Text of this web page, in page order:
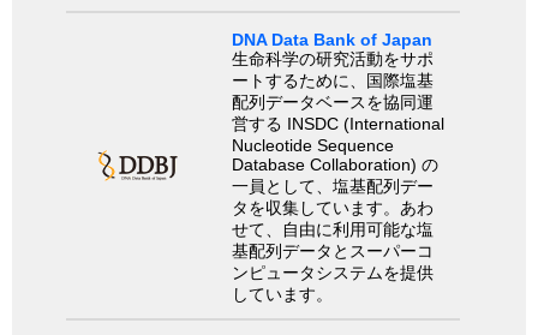
DNA Data Bank of Japan
生命科学の研究活動をサポ
ートするために、国際塩基
配列データベースを協同運
営する INSDC (International
Nucleotide Sequence
Database Collaboration) の
一員として、塩基配列デー
タを収集しています。あわ
せて、自由に利用可能な塩
基配列データとスーパーコ
ンピュータシステムを提供
しています。